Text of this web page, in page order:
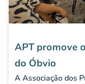
APT promove
do Óbvio
A Associação dos